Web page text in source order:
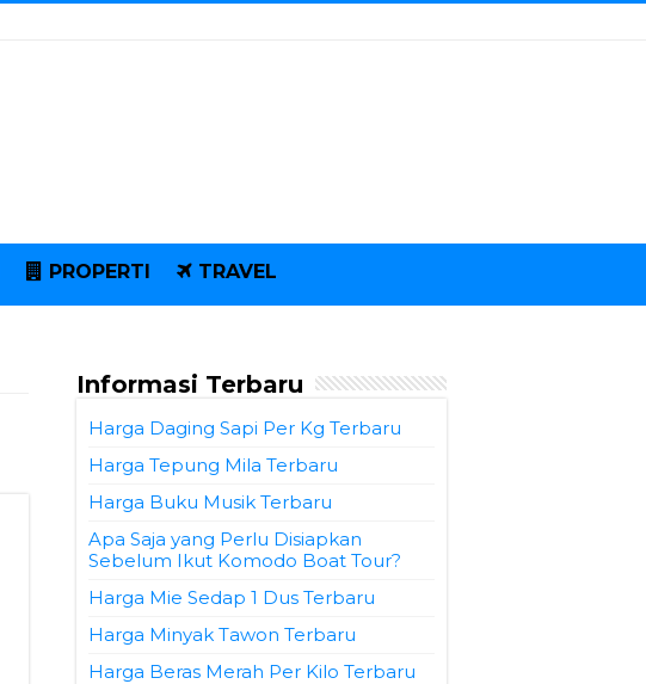
PROPERTI TRAVEL
Informasi Terbaru
Harga Daging Sapi Per Kg Terbaru
Harga Tepung Mila Terbaru
Harga Buku Musik Terbaru
Apa Saja yang Perlu Disiapkan
Sebelum Ikut Komodo Boat Tour?
Harga Mie Sedap 1 Dus Terbaru
Harga Minyak Tawon Terbaru
Harga Beras Merah Per Kilo Terbaru